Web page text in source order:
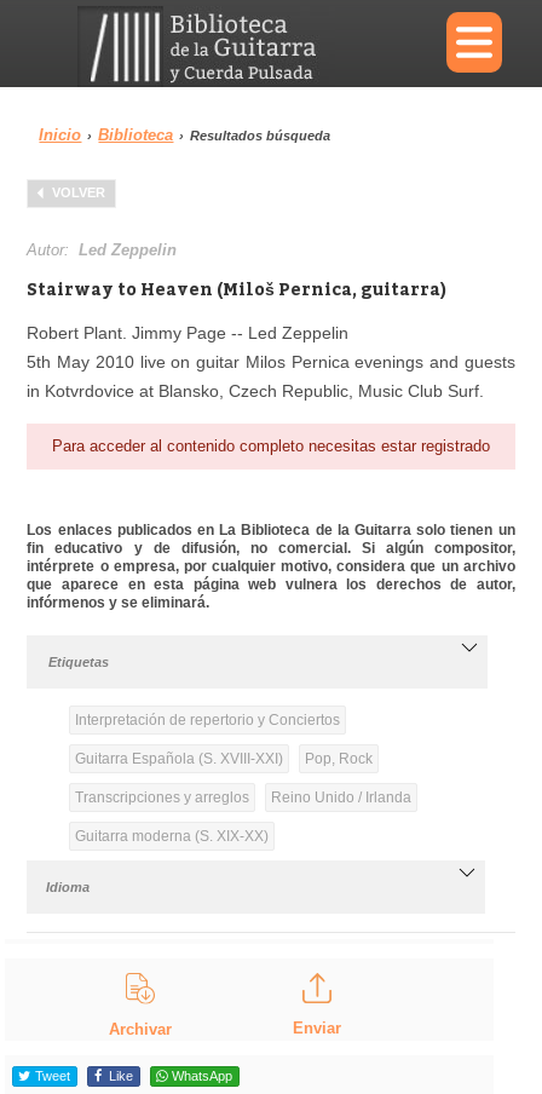
×
Menu
Biblioteca
Área personal Reproductor
Inicio › Biblioteca › Resultados búsqueda
VOLVER
Autor:Led Zeppelin
Stairway to Heaven (Miloš Pernica, guitarra)
Robert Plant. Jimmy Page -- Led Zeppelin
5th May 2010 live on guitar Milos Pernica evenings and guests
in Kotvrdovice at Blansko, Czech Republic, Music Club Surf.
Para acceder al contenido completo necesitas estar registrado
Los enlaces publicados en La Biblioteca de la Guitarra solo tienen un
fin educativo y de difusión, no comercial. Si algún compositor,
intérprete o empresa, por cualquier motivo, considera que un archivo
que aparece en esta página web vulnera los derechos de autor,
infórmenos y se eliminará.
Etiquetas
Interpretación de repertorio y Conciertos
Guitarra Española (S. XVIII-XXI) Pop, Rock
Transcripciones y arreglos Reino Unido / Irlanda
Guitarra moderna (S. XIX-XX)
Idioma
Archivar Enviar
Tweet Like WhatsApp